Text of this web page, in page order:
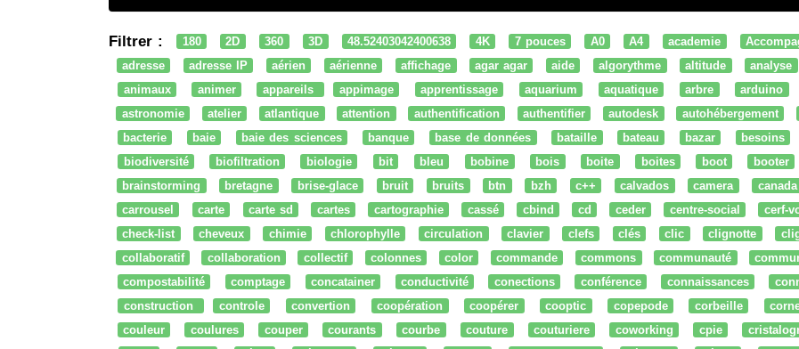
Filtrer : 180 2D 360 3D 48.52403042400638 4K 7 pouces A0 A4 academie
adresse
adresse IP aérien aérienne affichage agar agar aide algorythme altitude analyse
animaux
animer appareils appimage apprentissage aquarium aquatique arbre arduino
astronomie
atelier atlantique attention authentification authentifier autodesk autohébergement
bacterie
baie baie des sciences banque base de données bataille bateau bazar besoins
biodiversité
biofiltration biologie bit bleu bobine bois boite boites boot booter
brainstorming
bretagne brise-glace bruit bruits btn bzh c++ calvados camera canada
carrousel
carte carte sd cartes cartographie cassé cbind cd ceder centre-social cerf-
check-list
cheveux chimie chlorophylle circulation clavier clefs clés clic clignotte
collaboratif
collaboration collectif colonnes color commande commons communauté
compostabilité
comptage concatainer conductivité conections conférence connaissances
construction
controle convertion coopération coopérer cooptic copepode corbeille
couleur
coulures couper courants courbe couture couturiere coworking cpie